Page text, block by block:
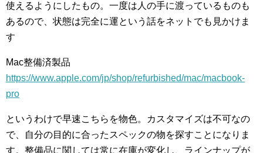
使えるようにしたもの。一度は人の手に渡っているものも
あるので、状態は完全に運という話をネットでも見かけま
す
Mac整備済製品
https://www.apple.com/jp/shop/refurbished/mac/macbook-
pro
というわけで早速こちらを物色。カスタマイズは不可なの
で、自分の目的に合ったスペックの物を探すことになりま
す。整備品に関しては常に在庫が変化し、ラインナップが